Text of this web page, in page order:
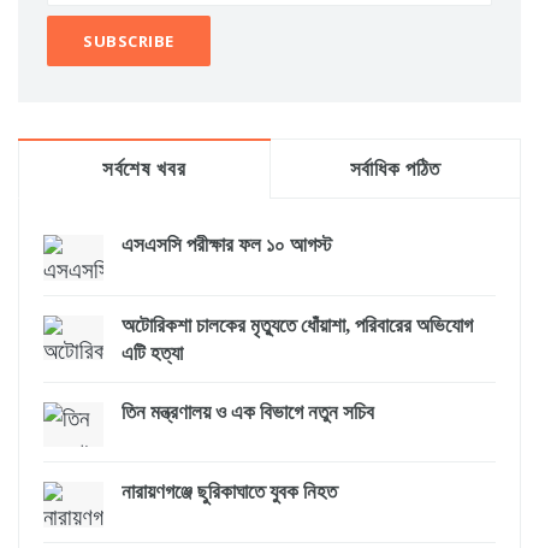
সর্বশেষ খবর সর্বাধিক পঠিত
এসএসসি পরীক্ষার ফল ১০ আগস্ট
অটোরিকশা চালকের মৃত্যুতে ধোঁয়াশা, পরিবারের অভিযোগ
এটি হত্যা
তিন মন্ত্রণালয় ও এক বিভাগে নতুন সচিব
নারায়ণগঞ্জে ছুরিকাঘাতে যুবক নিহত